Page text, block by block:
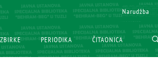
Narudžba
Narudžba
ZBIRKE
ZBIRKE PERIODIKA
PERIODIKA ČITAONICA
ČITAONICA